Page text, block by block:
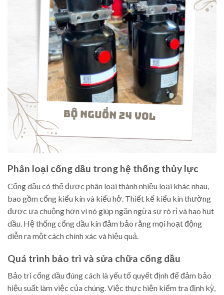
Phân loại cổng dầu trong hệ thống thủy lực
Cổng dầu có thể được phân loại thành nhiều loại khác nhau,
bao gồm cổng kiểu kín và kiểu hở. Thiết kế kiểu kín thường
được ưa chuộng hơn vì nó giúp ngăn ngừa sự rò rỉ và hao hụt
dầu. Hệ thống cổng dầu kín đảm bảo rằng mọi hoạt động
diễn ra một cách chính xác và hiệu quả.
Quá trình bảo trì và sửa chữa cổng dầu
Bảo trì cổng dầu đúng cách là yếu tố quyết định để đảm bảo
hiệu suất làm việc của chúng. Việc thực hiện kiểm tra định kỳ,